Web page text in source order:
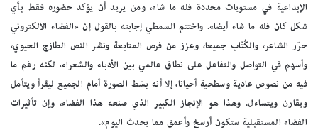
الإبداعية في مستويات محددة فله ما شاء، ومن يريد أن يؤكد حضوره فقط بأي
شكل كان فله ما شاء أيضا». واختتم السمطي إجابته بالقول إن «الفضاء الالكتروني
حرّر الشاعر، والكُتّاب جميعا، وعزز من فرص المتابعة ونشر النص الطازج الحيوي،
وأسهم في التواصل والتفاعل على نطاق عالمي بين الأدباء والشعراء، لكنه رغم ما
فيه من نصوص عادية وسطحية أحيانا، إلا أنه بسّط الصورة أمام الجميع ليقرأ ويتأمل
ويقارن ويتساءل. وهذا هو الإنجاز الكبير الذي صنعه هذا الفضاء، وإن تأثيرات
الفضاء المستقبلية ستكون أرسخ وأعمق مما يحدث اليوم».